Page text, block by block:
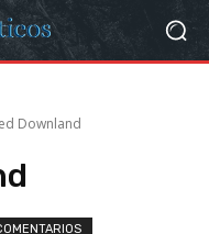
Downland